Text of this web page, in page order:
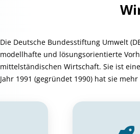
Die Deutsche Bundesstiftung Umwelt
modellhafte und lösungsorientierte
mittelständischen Wirtschaft. Sie ist
Jahr 1991 (gegründet 1990) hat sie